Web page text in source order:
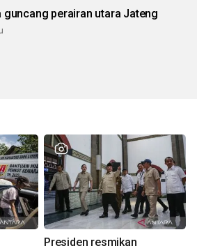
guncang perairan utara Jateng
Presiden resmikan